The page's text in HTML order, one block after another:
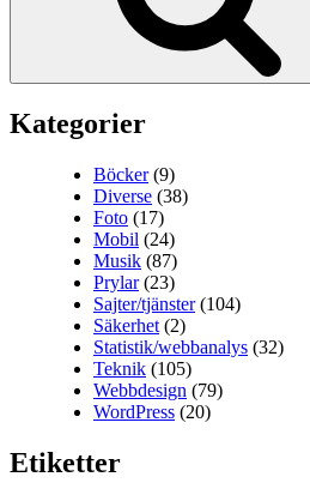
Kategorier
Böcker(9)
Diverse (38)
Foto (17)
Mobil (24)
Musik (87)
Prylar(23)
Sajter/tjänster(104)
Säkerhet (2)
Statistik/webbanalys (32)
Teknik (105)
Webbdesign (79)
WordPress (20)
Etiketter